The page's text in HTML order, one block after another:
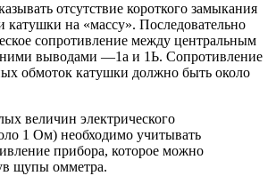
отсутствие короткого замыкания
катушки на «массу». Последовательно
сопротивление между центральным
выводами —1а и 1Ь. Сопротивление
обмоток катушки должно быть около
величин электрического
1 Ом) необходимо учитывать
прибора, которое можно
щупы омметра.